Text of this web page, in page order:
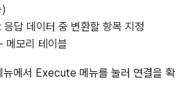
답 데이터 중 변환할 항목 지정
모리 테이블
에서 Execute 메뉴를 눌러 연결을 확